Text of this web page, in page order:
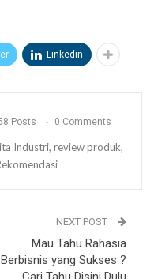
Linkedin
Posts 0 Comments
Industri, review produk,
NEXT POST
Mau Tahu Rahasia
Berbisnis yang Sukses ?